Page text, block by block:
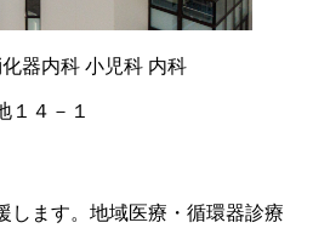
器内科 小児科 内科
１４－１
します。地域医療・循環器診療